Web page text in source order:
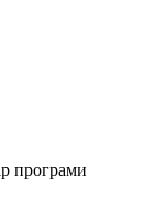
програми